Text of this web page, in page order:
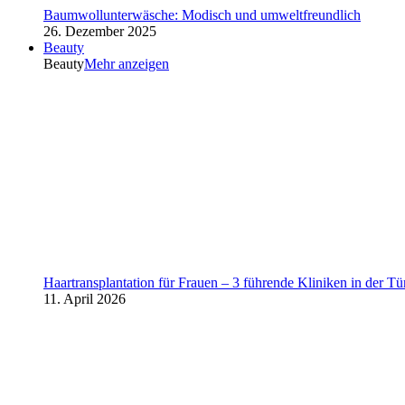
Baumwollunterwäsche: Modisch und umweltfreundlich
26. Dezember 2025
Beauty
BeautyMehr anzeigen
Haartransplantation für Frauen – 3 führende Kliniken in der
11. April 2026